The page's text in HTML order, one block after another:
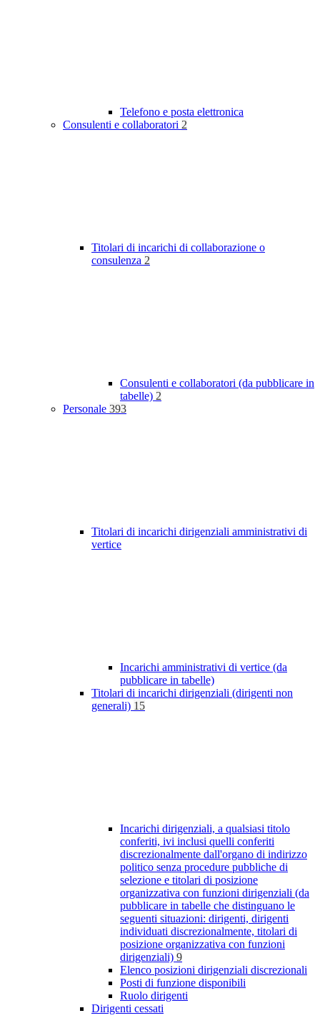
Telefono e posta elettronica
Consulenti e collaboratori 2
Titolari di incarichi di collaborazione o
consulenza 2
Consulenti e collaboratori (da pubblicare in
tabelle) 2
Personale 393
Titolari di incarichi dirigenziali amministrativi di
vertice
Incarichi amministrativi di vertice (da
pubblicare in tabelle)
Titolari di incarichi dirigenziali (dirigenti non
generali) 15
Incarichi dirigenziali, a qualsiasi titolo
conferiti, ivi inclusi quelli conferiti
discrezionalmente dall'organo di indirizzo
politico senza procedure pubbliche di
selezione e titolari di posizione
organizzativa con funzioni dirigenziali (da
pubblicare in tabelle che distinguano le
seguenti situazioni: dirigenti, dirigenti
individuati discrezionalmente, titolari di
posizione organizzativa con funzioni
dirigenziali) 9
Elenco posizioni dirigenziali discrezionali
Posti di funzione disponibili
Ruolo dirigenti
Dirigenti cessati